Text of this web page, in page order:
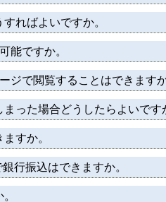
ればよいですか。
能ですか。
ジで閲覧することはできますか
った場合どうしたらよいです
すか。
行振込はできますか。